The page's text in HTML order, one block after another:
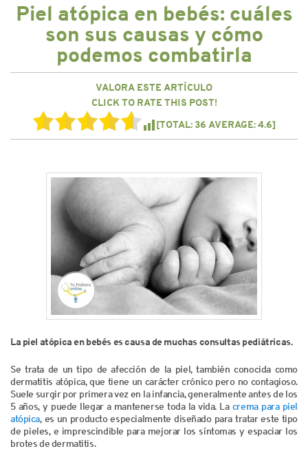
CONTACTO
Piel atópica en bebés: cuáles
son sus causas y cómo
podemos combatirla
VALORA ESTE ARTÍCULO
CLICK TO RATE THIS POST!
[TOTAL: 36 AVERAGE:4.6]
La piel atópica en bebés es causa de muchas consultas pediátricas.
Se trata de un tipo de afección de la piel, también conocida como
dermatitis atópica, que tiene un carácter crónico pero no contagioso.
Suele surgir por primera vez en la infancia, generalmente antes de los
5 años, y puede llegar a mantenerse toda la vida. Lacrema para piel
atópica, es un producto especialmente diseñado para tratar este tipo
de pieles, e imprescindible para mejorar los síntomas y espaciar los
brotes de dermatitis.